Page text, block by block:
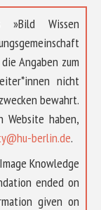
»Bild Wissen
Angaben zum
nicht
bewahrt.
Website haben,
berlin.de.
Knowledge
ended on
given on